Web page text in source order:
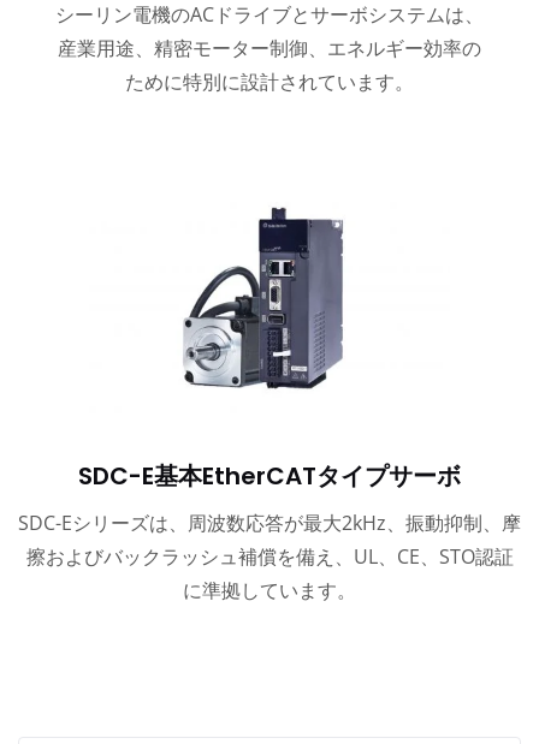
シーリン電機のACドライブとサーボシステムは、
産業用途、精密モーター制御、エネルギー効率の
ために特別に設計されています。
SDC-E基本EtherCATタイプサーボ
SDC-Eシリーズは、周波数応答が最大2kHz、振動抑制、摩
擦およびバックラッシュ補償を備え、UL、CE、STO認証
に準拠しています。